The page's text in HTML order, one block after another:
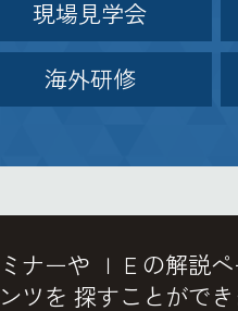
現場見学会
海外研修
ナーや
ＩＥの解説ペ
ツを 探すことができ